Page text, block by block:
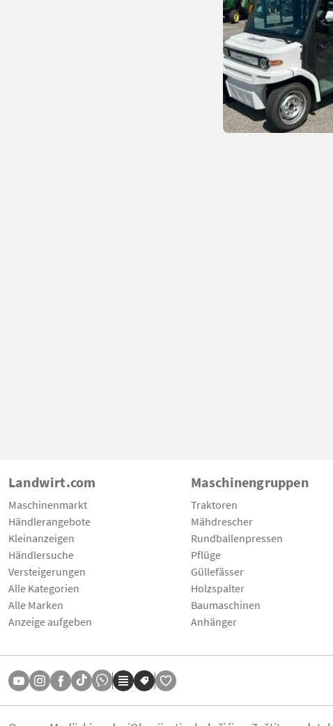
Landwirt.com
Maschinenmarkt
Händlerangebote
Kleinanzeigen
Händlersuche
Versteigerungen
Alle Kategorien
Alle Marken
Anzeige aufgeben
Maschinengruppen
Traktoren
Mähdrescher
Rundballenpressen
Pflüge
Güllefässer
Holzspalter
Baumaschinen
Anhänger